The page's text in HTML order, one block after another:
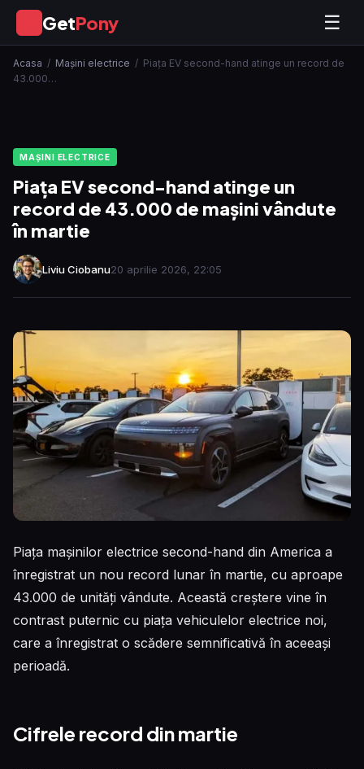
GetPony ☰
Acasa / Mașini electrice / Piața EV second-hand atinge un record de
43.000…
MAȘINI ELECTRICE
Piața EV second-hand atinge un
record de 43.000 de mașini vândute
în martie
Liviu Ciobanu20 aprilie 2026, 22:05
Piața mașinilor electrice second-hand din America a
înregistrat un nou record lunar în martie, cu aproape
43.000 de unități vândute. Această creștere vine în
contrast puternic cu piața vehiculelor electrice noi,
care a înregistrat o scădere semnificativă în aceeași
perioadă.
Cifrele record din martie